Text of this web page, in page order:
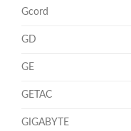
Gcord
GD
GE
GETAC
GIGABYTE